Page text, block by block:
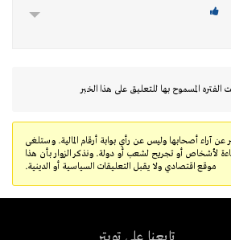
الفتره المسموح بها للتعليق على هذا الخبر
عن آراء أصحابها وليس عن رأي بوابة أرقام المالية. وستلغى
لأشخاص أو تجريح لشعب أو دولة. ونذكر الزوار بأن هذا
موقع اقتصادي ولا يقبل التعليقات السياسية أو الدينية.